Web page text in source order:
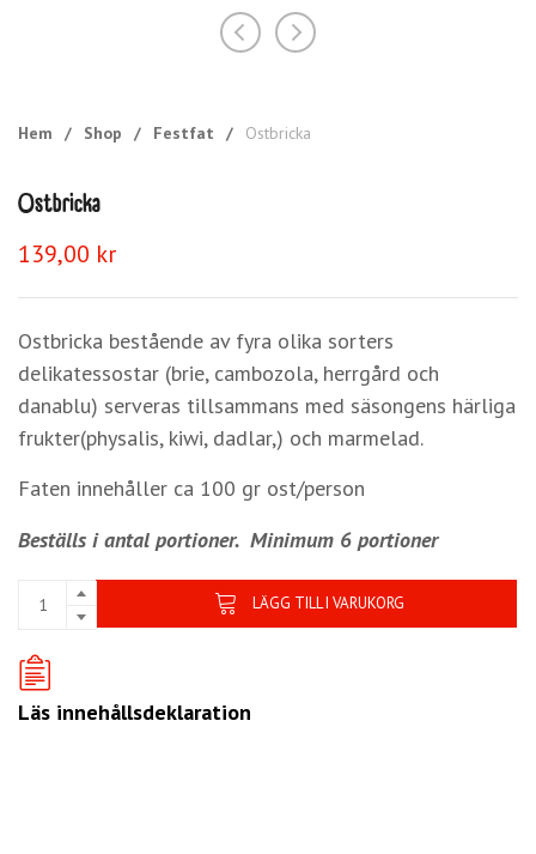
Hem / Shop / Festfat / Ostbricka
Ostbricka
139,00 kr
Ostbricka bestående av fyra olika sorters
delikatessostar (brie, cambozola, herrgård och
danablu) serveras tillsammans med säsongens härliga
frukter(physalis, kiwi, dadlar,) och marmelad.
Faten innehåller ca 100 gr ost/person
Beställs i antal portioner. Minimum 6 portioner
LÄGG TILL I VARUKORG
Läs innehållsdeklaration